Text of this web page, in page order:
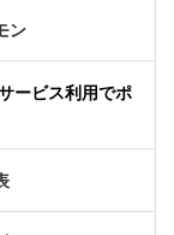
ン
ービス利用でポ